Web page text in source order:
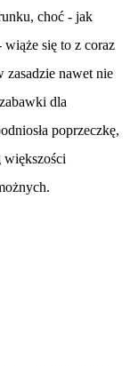
choć - jak
się to z coraz
nawet nie
dla
poprzeczkę,
większości